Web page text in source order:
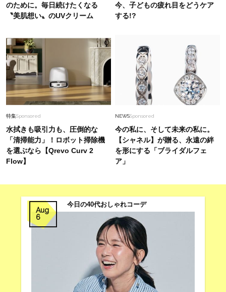
のために。毎日続けたくなる
〝美肌想い〟のUVクリーム
今、子どもの疲れ目をどうケア
する!?
特集Sponsored
水拭きも吸引力も、圧倒的な
「清掃能力」！ロボット掃除機
を選ぶなら【Qrevo Curv 2
Flow】
NEWSSponsored
今の私に、そして未来の私に。
【シャネル】が贈る、永遠の絆
を形にする「ブライダルフェ
ア」
Aug
6
今日の40代おしゃれコーデ